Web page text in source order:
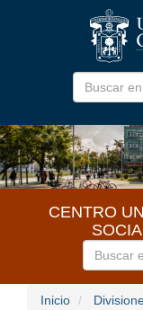
CENTRO
Inicio